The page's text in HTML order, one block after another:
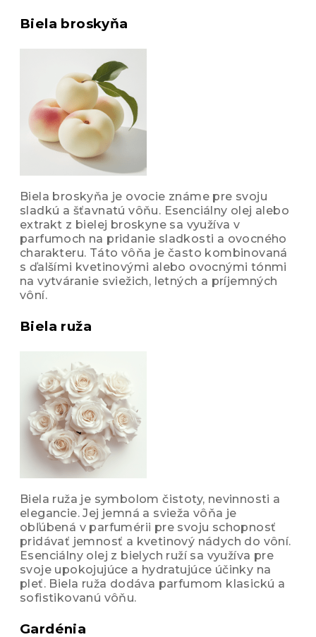
Biela broskyňa
Biela broskyňa je ovocie známe pre svoju
sladkú a šťavnatú vôňu. Esenciálny olej alebo
extrakt z bielej broskyne sa využíva v
parfumoch na pridanie sladkosti a ovocného
charakteru. Táto vôňa je často kombinovaná
s ďalšími kvetinovými alebo ovocnými tónmi
na vytváranie sviežich, letných a príjemných
vôní.
Biela ruža
Biela ruža je symbolom čistoty, nevinnosti a
elegancie. Jej jemná a svieža vôňa je
obľúbená v parfumérii pre svoju schopnosť
pridávať jemnosť a kvetinový nádych do vôní.
Esenciálny olej z bielych ruží sa využíva pre
svoje upokojujúce a hydratujúce účinky na
pleť. Biela ruža dodáva parfumom klasickú a
sofistikovanú vôňu.
Gardénia